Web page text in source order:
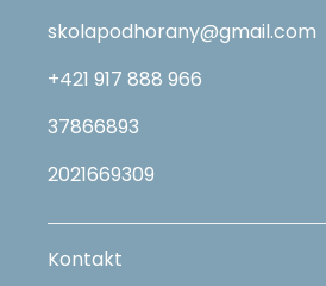
skolapodhorany@gmail.com
+421 917 888 966
37866893
2021669309
Kontakt